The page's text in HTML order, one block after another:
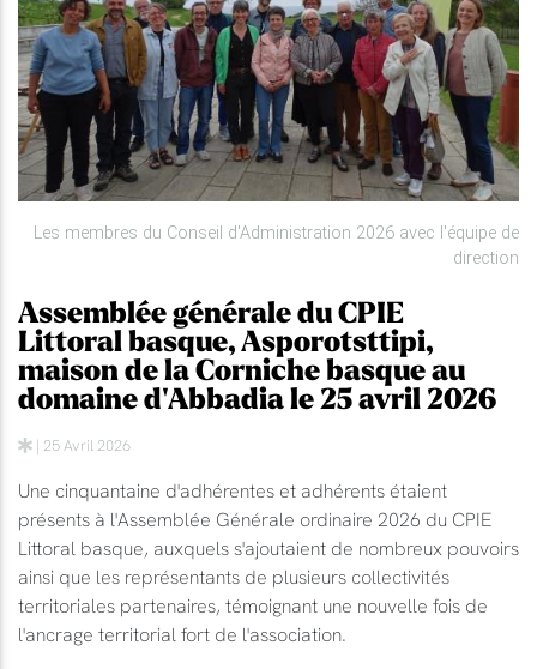
Les membres du Conseil d'Administration 2026 avec l'équipe de
direction
Assemblée générale du CPIE
Littoral basque, Asporotsttipi,
maison de la Corniche basque au
domaine d'Abbadia le 25 avril 2026
| 25 Avril 2026
Une cinquantaine d'adhérentes et adhérents étaient
présents à l'Assemblée Générale ordinaire 2026 du CPIE
Littoral basque, auxquels s'ajoutaient de nombreux pouvoirs
ainsi que les représentants de plusieurs collectivités
territoriales partenaires, témoignant une nouvelle fois de
l'ancrage territorial fort de l'association.